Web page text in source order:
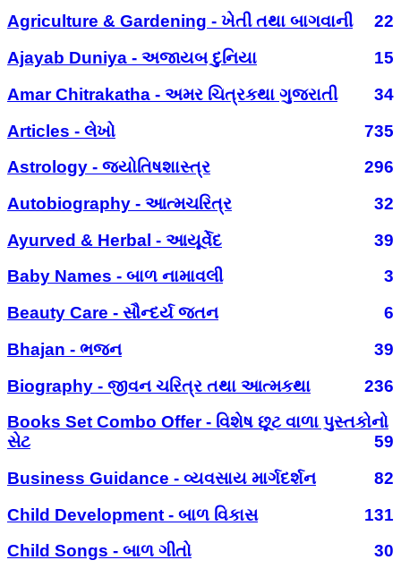
Agriculture & Gardening - ખેતી તથા બાગવાની
22
Ajayab Duniya - અજાયબ દુનિયા
15
Amar Chitrakatha - અમર ચિત્રકથા ગુજરાતી
34
Articles - લેખો
735
Astrology - જ્યોતિષશાસ્ત્ર
296
Autobiography - આત્મચરિત્ર
32
Ayurved & Herbal - આયૂર્વેદ
39
Baby Names - બાળ નામાવલી
3
Beauty Care - સૌન્દર્ય જતન
6
Bhajan - ભજન
39
Biography - જીવન ચરિત્ર તથા આત્મકથા
236
Books Set Combo Offer - વિશેષ છૂટ વાળા પુસ્તકોનો
સેટ
59
Business Guidance - વ્યવસાય માર્ગદર્શન
82
Child Development - બાળ વિકાસ
131
Child Songs - બાળ ગીતો
30